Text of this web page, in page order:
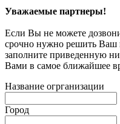
Уважаемые партнеры!
Если Вы не можете
срочно нужно решить Ваш
заполните приведенную
Вами в самое ближайшее
Название огрганизации
Город